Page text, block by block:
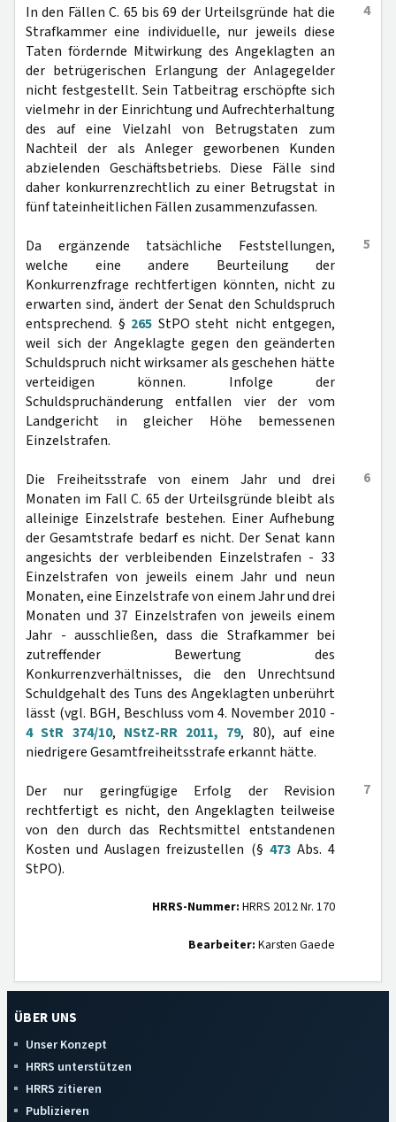
4
In den Fällen C. 65 bis 69 der Urteilsgründe hat die
Strafkammer eine individuelle, nur jeweils diese
Taten fördernde Mitwirkung des Angeklagten an
der betrügerischen Erlangung der Anlagegelder
nicht festgestellt. Sein Tatbeitrag erschöpfte sich
vielmehr in der Einrichtung und Aufrechterhaltung
des auf eine Vielzahl von Betrugstaten zum
Nachteil der als Anleger geworbenen Kunden
abzielenden Geschäftsbetriebs. Diese Fälle sind
daher konkurrenzrechtlich zu einer Betrugstat in
fünf tateinheitlichen Fällen zusammenzufassen.
5
Da ergänzende tatsächliche Feststellungen,
welche eine andere Beurteilung der
Konkurrenzfrage rechtfertigen könnten, nicht zu
erwarten sind, ändert der Senat den Schuldspruch
entsprechend. § 265 StPO steht nicht entgegen,
weil sich der Angeklagte gegen den geänderten
Schuldspruch nicht wirksamer als geschehen hätte
verteidigen können. Infolge der
Schuldspruchänderung entfallen vier der vom
Landgericht in gleicher Höhe bemessenen
Einzelstrafen.
6
Die Freiheitsstrafe von einem Jahr und drei
Monaten im Fall C. 65 der Urteilsgründe bleibt als
alleinige Einzelstrafe bestehen. Einer Aufhebung
der Gesamtstrafe bedarf es nicht. Der Senat kann
angesichts der verbleibenden Einzelstrafen - 33
Einzelstrafen von jeweils einem Jahr und neun
Monaten, eine Einzelstrafe von einem Jahr und drei
Monaten und 37 Einzelstrafen von jeweils einem
Jahr - ausschließen, dass die Strafkammer bei
zutreffender Bewertung des
Konkurrenzverhältnisses, die den Unrechtsund
Schuldgehalt des Tuns des Angeklagten unberührt
lässt (vgl. BGH, Beschluss vom 4. November 2010 -
4 StR 374/10, NStZ-RR 2011, 79, 80), auf eine
niedrigere Gesamtfreiheitsstrafe erkannt hätte.
7
Der nur geringfügige Erfolg der Revision
rechtfertigt es nicht, den Angeklagten teilweise
von den durch das Rechtsmittel entstandenen
Kosten und Auslagen freizustellen (§ 473Abs. 4
StPO).
HRRS-Nummer: HRRS 2012 Nr. 170
Bearbeiter: Karsten Gaede
ÜBER UNS
Unser Konzept
HRRS unterstützen
HRRS zitieren
Publizieren